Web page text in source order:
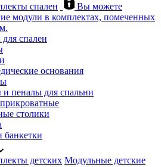
спален
Вы можете
модули в комплектах, помеченных
спален
основания
пеналы для спальни
столики
детских Модульные детские